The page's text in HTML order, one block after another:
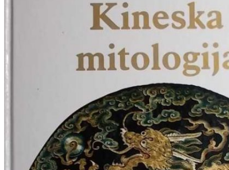
GLAZBENA UMJETNOST
KAZALIŠTE, FILM
OD KNJIŽEVNOST
LIKOVNA UMJETNOST
LJEKOVITO BILJE I ZDRAVLJE
MITOLOGIJA
POVIJEST I PUBLICISTIKA
PSIHOLOGIJA, POPULARNA PSIHOLOGIJA,
ALTERNATIVA
RAZNO
RELIGIJA
OD RJEČNIKA
DO ZEMLJOVIDA
RJEČNICI, GRAMATIKE, PRAVOPISI…
ŠAH
SPORT
STRIPOVI
TEHNIČKE ZNANOSTI